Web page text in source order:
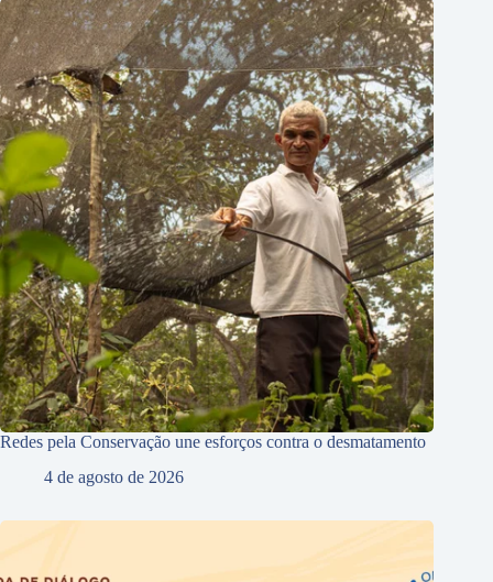
Redes pela Conservação une esforços contra o desmatamento
4 de agosto de 2026